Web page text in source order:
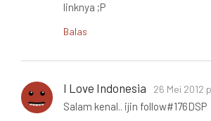
linknya ;P
Balas
I Love Indonesia 26 Mei 2012
Salam kenal.. ijin follow#176DSP